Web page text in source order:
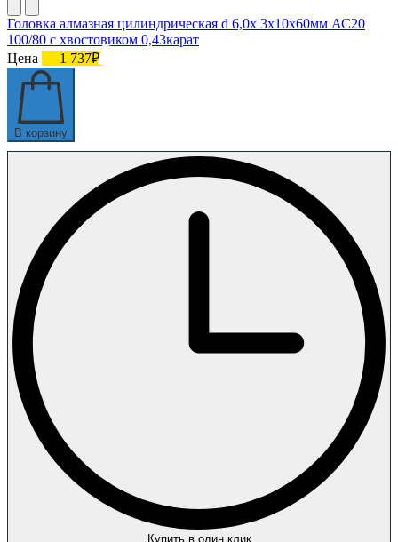
Головка алмазная цилиндрическая d 6,0х 3х10х60мм АС20
100/80 с хвостовиком 0,43карат
Цена
1 737₽
В корзину
Купить в один клик